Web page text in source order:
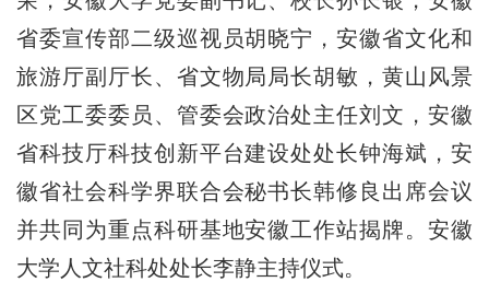
省委宣传部二级巡视员胡晓宁，安徽省文化和
旅游厅副厅长、省文物局局长胡敏，黄山风景
区党工委委员、管委会政治处主任刘文，安徽
省科技厅科技创新平台建设处处长钟海斌，安
徽省社会科学界联合会秘书长韩修良出席会议
并共同为重点科研基地安徽工作站揭牌。安徽
大学人文社科处处长李静主持仪式。